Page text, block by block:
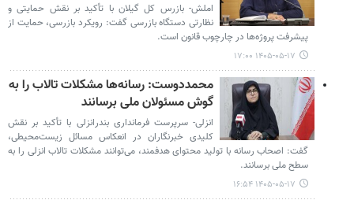
املش- بازرس کل گیلان با تأکید بر نقش حمایتی و
نظارتی دستگاه بازرسی گفت: رویکرد بازرسی، حمایت از
پیشرفت پروژه‌ها در چارچوب قانون است.
۱۴۰۵-۰۵-۱۷ ۱۷:۰۰
محمددوست: رسانه‌ها مشکلات تالاب را به
گوش مسئولان ملی برسانند
انزلی- سرپرست فرمانداری بندرانزلی با تأکید بر نقش
کلیدی خبرنگاران در انعکاس مسائل زیست‌محیطی،
گفت: اصحاب رسانه با تولید محتوای هدفمند، می‌توانند مشکلات تالاب انزلی را به
سطح ملی برسانند.
۱۴۰۵-۰۵-۱۷ ۱۶:۵۴